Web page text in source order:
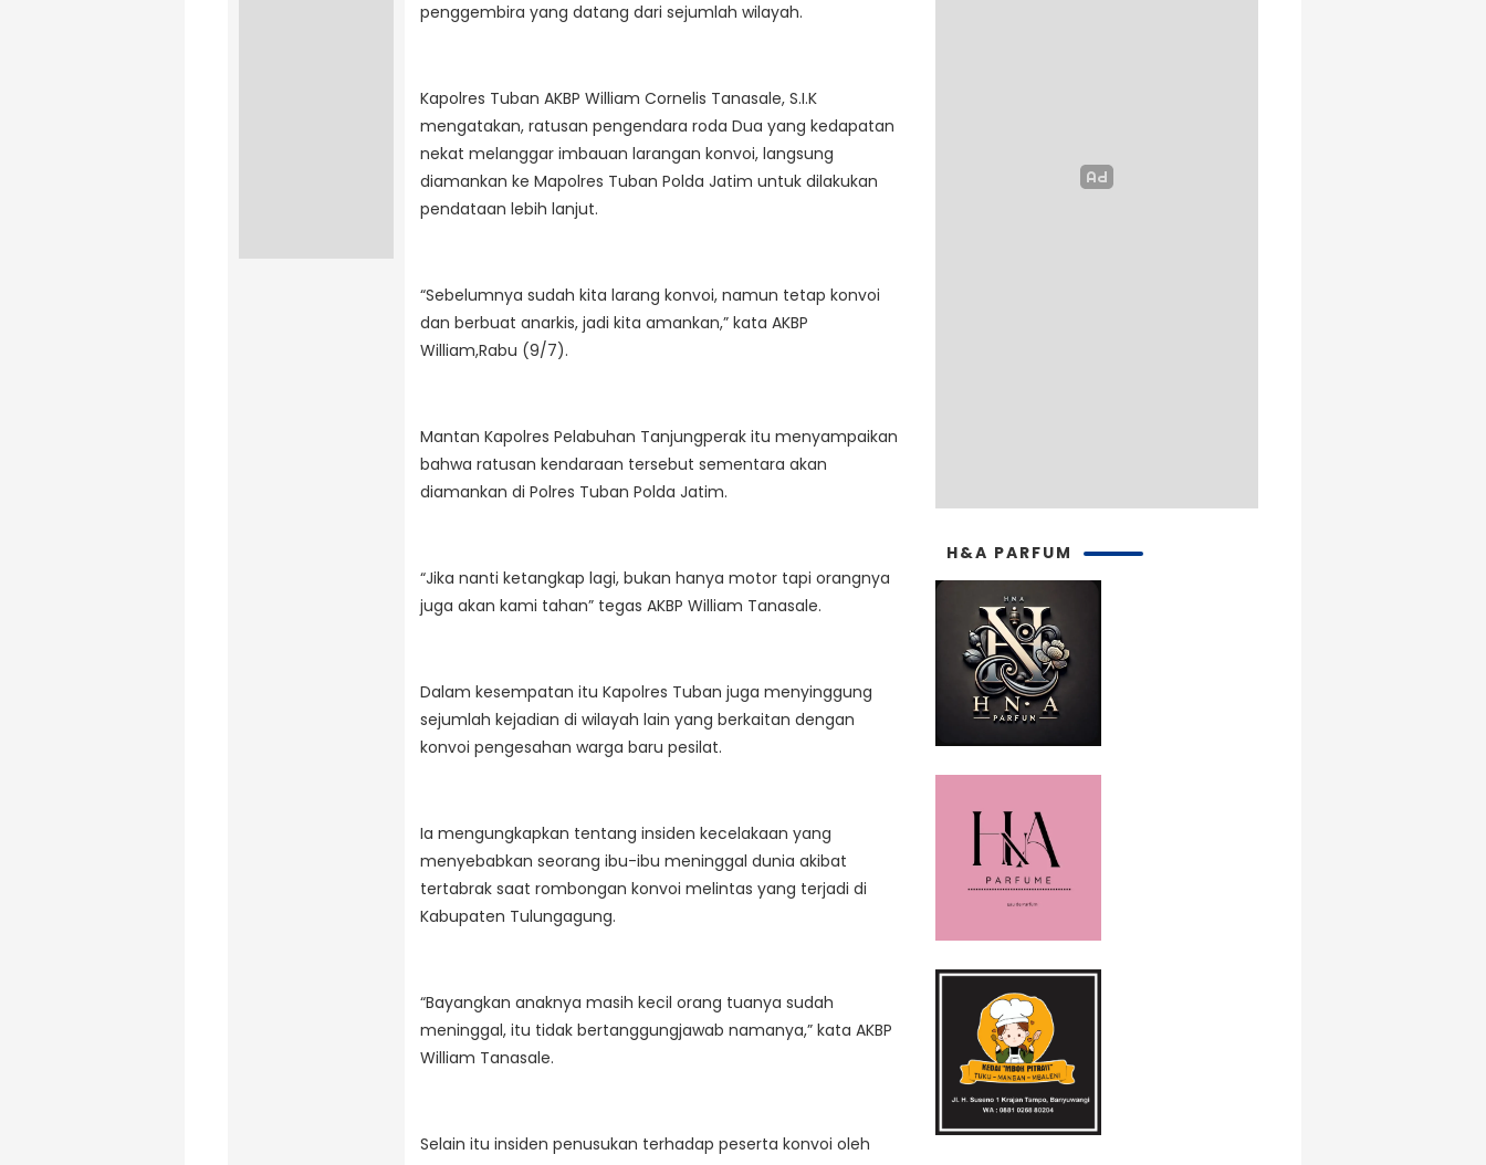
penggembira yang datang dari sejumlah wilayah.
Kapolres Tuban AKBP William Cornelis Tanasale, S.I.K
mengatakan, ratusan pengendara roda Dua yang kedapatan
nekat melanggar imbauan larangan konvoi, langsung
diamankan ke Mapolres Tuban Polda Jatim untuk dilakukan
pendataan lebih lanjut.
“Sebelumnya sudah kita larang konvoi, namun tetap konvoi
dan berbuat anarkis, jadi kita amankan,” kata AKBP
William,Rabu (9/7).
Mantan Kapolres Pelabuhan Tanjungperak itu menyampaikan
bahwa ratusan kendaraan tersebut sementara akan
diamankan di Polres Tuban Polda Jatim.
“Jika nanti ketangkap lagi, bukan hanya motor tapi orangnya
juga akan kami tahan” tegas AKBP William Tanasale.
Dalam kesempatan itu Kapolres Tuban juga menyinggung
sejumlah kejadian di wilayah lain yang berkaitan dengan
konvoi pengesahan warga baru pesilat.
Ia mengungkapkan tentang insiden kecelakaan yang
menyebabkan seorang ibu-ibu meninggal dunia akibat
tertabrak saat rombongan konvoi melintas yang terjadi di
Kabupaten Tulungagung.
“Bayangkan anaknya masih kecil orang tuanya sudah
meninggal, itu tidak bertanggungjawab namanya,” kata AKBP
William Tanasale.
Selain itu insiden penusukan terhadap peserta konvoi oleh
H&A PARFUM